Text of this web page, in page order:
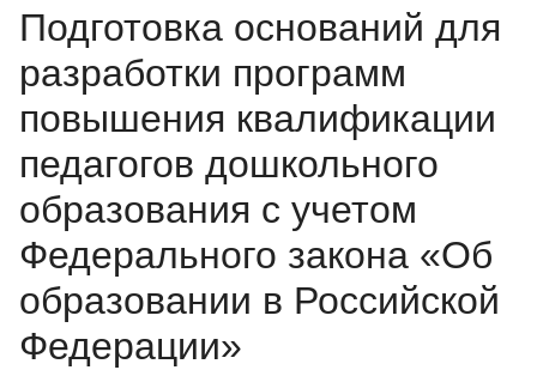
Подготовка оснований для
разработки программ
повышения квалификации
педагогов дошкольного
образования с учетом
Федерального закона «Об
образовании в Российской
Федерации»